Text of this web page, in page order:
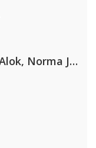
Armin van Buuren, Alok, Norma Jean Martine & LAWRENT